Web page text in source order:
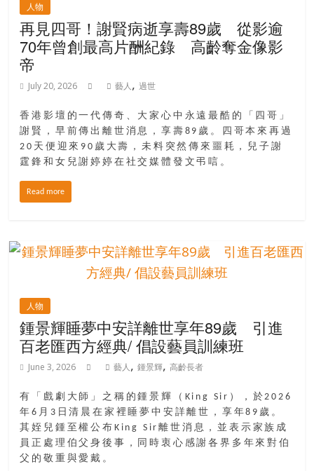
後，
迎
來
人
下
半
場，
金
銀
位
銀
髮
的
大
人
結
伴
歷
險，
找
人物
再見四哥！謝賢病逝享壽89歲 從影逾
70年曾創最高片酬紀錄 高齡奪金像影
帝
July 20, 2026 藝人, 過世
香港影壇的一代傳奇、大家心中永遠最酷的「四哥」
謝賢，早前傳出離世消息，享壽89歲。四哥本來再過
20天便迎來90歲大壽，未料突然傳來噩耗，兒子謝
霆鋒和女兒謝婷婷在社交媒體發文弔唁。
Read more
人物
鍾景輝睡夢中安詳離世享年89歲 引進
百老匯西方經典/ 倡設藝員訓練班
June 3, 2026 藝人,鍾景輝,高齡長者
有「戲劇大師」之稱的鍾景輝（King Sir），於2026
年6月3日清晨在家裡睡夢中安詳離世，享年89歲。
其姪兒鍾至權公布King Sir離世消息，並表示家族成
員正處理伯父身後事，同時衷心感謝各界多年來對伯
父的敬重與愛戴。